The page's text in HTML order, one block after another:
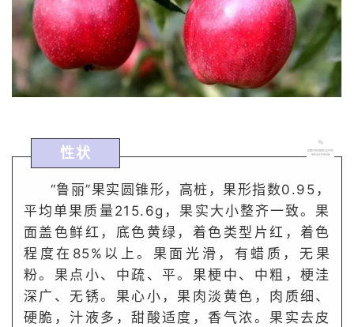
性状
“鲁丽”果实圆锥形，高桩，果形指数0.95，
平均单果质量215.6g，果实大小整齐一致。果
面盖色鲜红，底色黄绿，着色类型片红，着色
程度在85%以上。果面光滑，有蜡质，无果
粉。果点小、中疏、平。果梗中、中粗，梗洼
深广、无锈。果心小，果肉淡黄色，肉质细、
硬脆，汁液多，甜酸适度，香气浓。果实去皮